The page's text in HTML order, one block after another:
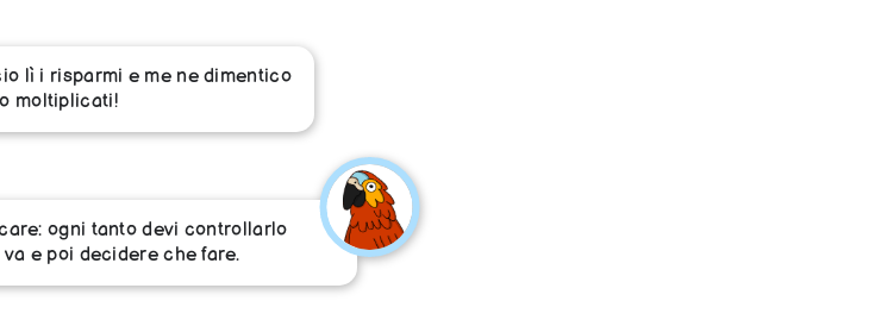
lì i risparmi e me ne dimentico
moltiplicati!
ogni tanto devi controllarlo
e poi decidere che fare.